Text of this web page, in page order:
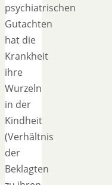
psychiatrischen
Gutachten
hat die
Krankheit
ihre
Wurzeln
in der
Kindheit
(Verhältnis
der
Beklagten